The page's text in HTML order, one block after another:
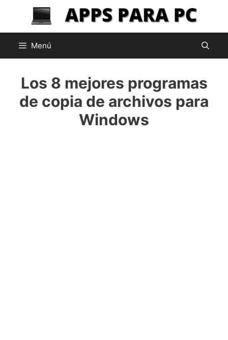
contenido
Menú
Los 8 mejores programas
de copia de archivos para
Windows